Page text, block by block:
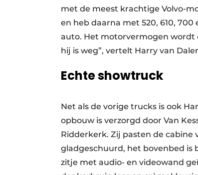
met de meest krachtige Volvo-
en heb daarna met 520, 610, 700
auto. Het motorvermogen wordt
hij is weg”, vertelt Harry van
Echte showtruck
Net als de vorige trucks is ook
opbouw is verzorgd door Van
Ridderkerk. Zij pasten de cabine
gladgeschuurd, het bovenbed is
zitje met audio- en videowand